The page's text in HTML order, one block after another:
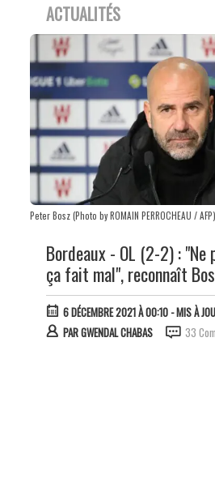
ACTUALITÉS
Peter Bosz (Photo by ROMAIN PERROCHEAU / AFP)
Bordeaux - OL (2-2) : "Ne
ça fait mal", reconnaît
6 DÉCEMBRE 2021 À 00:10- MIS À
PARGWENDAL CHABAS 33